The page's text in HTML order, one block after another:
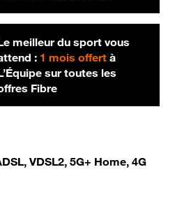
meilleur du sport vous
: 1 mois offertà
sur toutes les
Fibre
VDSL2, 5G+ Home, 4G